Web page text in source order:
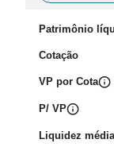
Patrimônio
Cotação
VP por Cota
P/ VP
Liquidez